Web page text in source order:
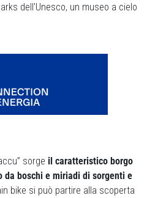
dell’Unesco, un museo a cielo
sorge il caratteristico borgo
da boschi e miriadi di sorgenti e
bike si può partire alla scoperta